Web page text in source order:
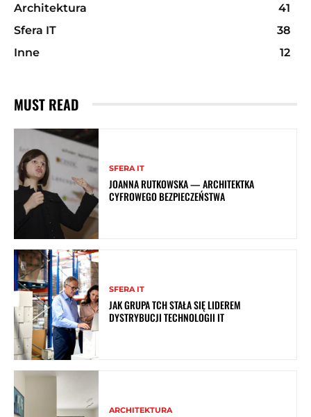
Architektura
41
Sfera IT
38
Inne
12
MUST READ
SFERA IT
JOANNA RUTKOWSKA — ARCHITEKTKA
CYFROWEGO BEZPIECZEŃSTWA
SFERA IT
JAK GRUPA TCH STAŁA SIĘ LIDEREM
DYSTRYBUCJI TECHNOLOGII IT
ARCHITEKTURA